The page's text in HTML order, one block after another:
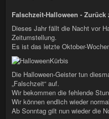
Falschzeit-Halloween -
Dieses Jahr fällt die Nacht vor
Zeitumstellung.
Es ist das letzte Oktober-
Die Halloween-Geister tun
„Falschzeit“ auf.
Wir bekommen die fehlende
Wir können endlich wieder
Ab Sonntag gilt nun wieder die